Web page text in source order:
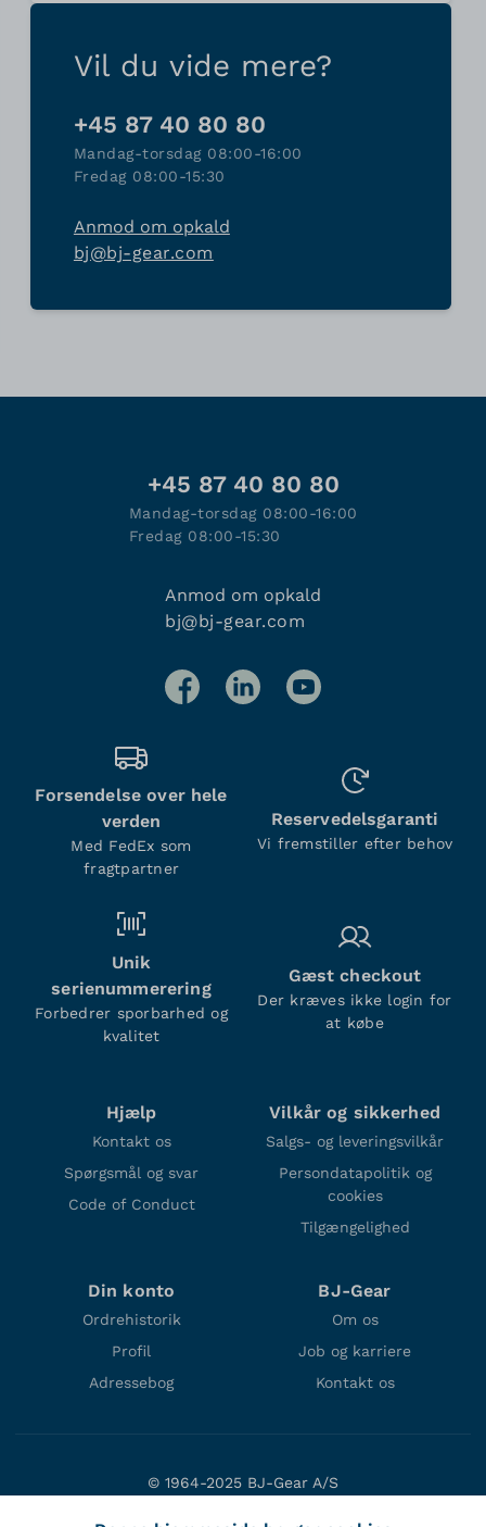
Vil du vide mere?
+45 87 40 80 80
Mandag-torsdag 08:00-16:00
Fredag 08:00-15:30
Anmod om opkald
bj@bj-gear.com
+45 87 40 80 80
Mandag-torsdag 08:00-16:00
Fredag 08:00-15:30
Anmod om opkald
bj@bj-gear.com
Forsendelse over hele
verden
Med FedEx som
fragtpartner
Reservedelsgaranti
Vi fremstiller efter behov
Unik
serienummerering
Forbedrer sporbarhed og
kvalitet
Gæst checkout
Der kræves ikke login for
at købe
Hjælp
Kontakt os
Spørgsmål og svar
Code of Conduct
Vilkår og sikkerhed
Salgs- og leveringsvilkår
Persondatapolitik og
cookies
Tilgængelighed
Din konto
Ordrehistorik
Profil
Adressebog
BJ-Gear
Om os
Job og karriere
Kontakt os
© 1964-2025 BJ-Gear A/S